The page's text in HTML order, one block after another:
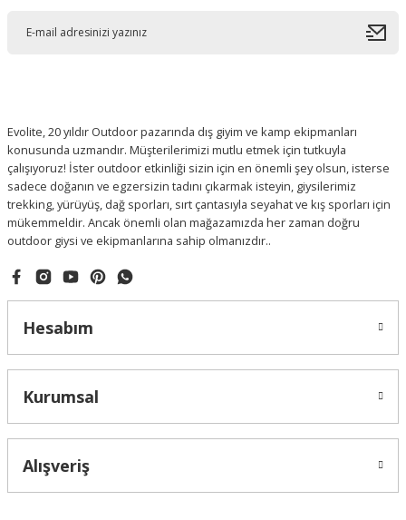
Evolite, 20 yıldır Outdoor pazarında dış giyim ve kamp ekipmanları
konusunda uzmandır. Müşterilerimizi mutlu etmek için tutkuyla
çalışıyoruz! İster outdoor etkinliği sizin için en önemli şey olsun, isterse
sadece doğanın ve egzersizin tadını çıkarmak isteyin, giysilerimiz
trekking, yürüyüş, dağ sporları, sırt çantasıyla seyahat ve kış sporları için
mükemmeldir. Ancak önemli olan mağazamızda her zaman doğru
outdoor giysi ve ekipmanlarına sahip olmanızdır..
Hesabım
Kurumsal
Alışveriş